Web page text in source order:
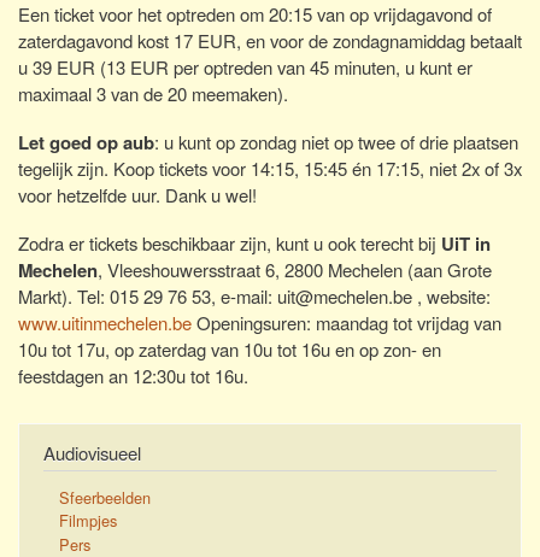
Een ticket voor het optreden om 20:15 van op vrijdagavond of
zaterdagavond kost 17 EUR, en voor de zondagnamiddag betaalt
u 39 EUR (13 EUR per optreden van 45 minuten, u kunt er
maximaal 3 van de 20 meemaken).
Let goed op aub: u kunt op zondag niet op twee of drie plaatsen
tegelijk zijn. Koop tickets voor 14:15, 15:45 én 17:15, niet 2x of 3x
voor hetzelfde uur. Dank u wel!
Zodra er tickets beschikbaar zijn, kunt u ook terecht bij UiT in
Mechelen, Vleeshouwersstraat 6, 2800 Mechelen (aan Grote
Markt). Tel: 015 29 76 53, e-mail: uit@mechelen.be , website:
www.uitinmechelen.beOpeningsuren: maandag tot vrijdag van
10u tot 17u, op zaterdag van 10u tot 16u en op zon- en
feestdagen an 12:30u tot 16u.
Audiovisueel
Sfeerbeelden
Filmpjes
Pers